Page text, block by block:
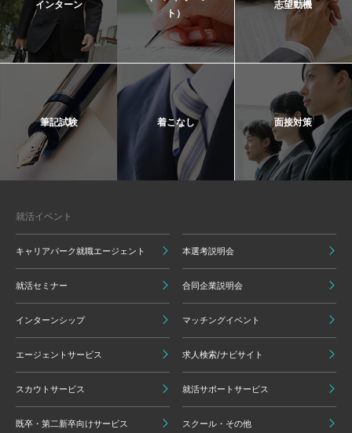
インターン
ト）
志望動機
筆記試験 着こなし 面接対策
就活イベント
キャリアパーク就職エージェント 本選考説明会
就活セミナー 合同企業説明会
インターンシップ マッチングイベント
エージェントサービス 求人検索/ナビサイト
スカウトサービス 就活サポートサービス
既卒・第二新卒向けサービス スクール・その他